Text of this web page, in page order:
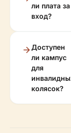
ли плата за
вход?
Доступен
ли кампус
для
колясок?